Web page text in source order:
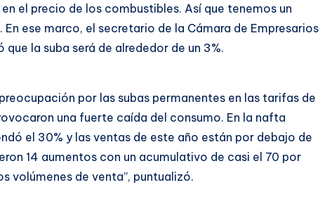
el precio de los combustibles. Así que tenemos un
ese marco, el secretario de la Cámara de Empresarios
la suba será de alrededor de un 3%.
por las subas permanentes en las tarifas de
una fuerte caída del consumo. En la nafta
el 30% y las ventas de este año están por debajo de
14 aumentos con un acumulativo de casi el 70 por
volúmenes de venta”, puntualizó.